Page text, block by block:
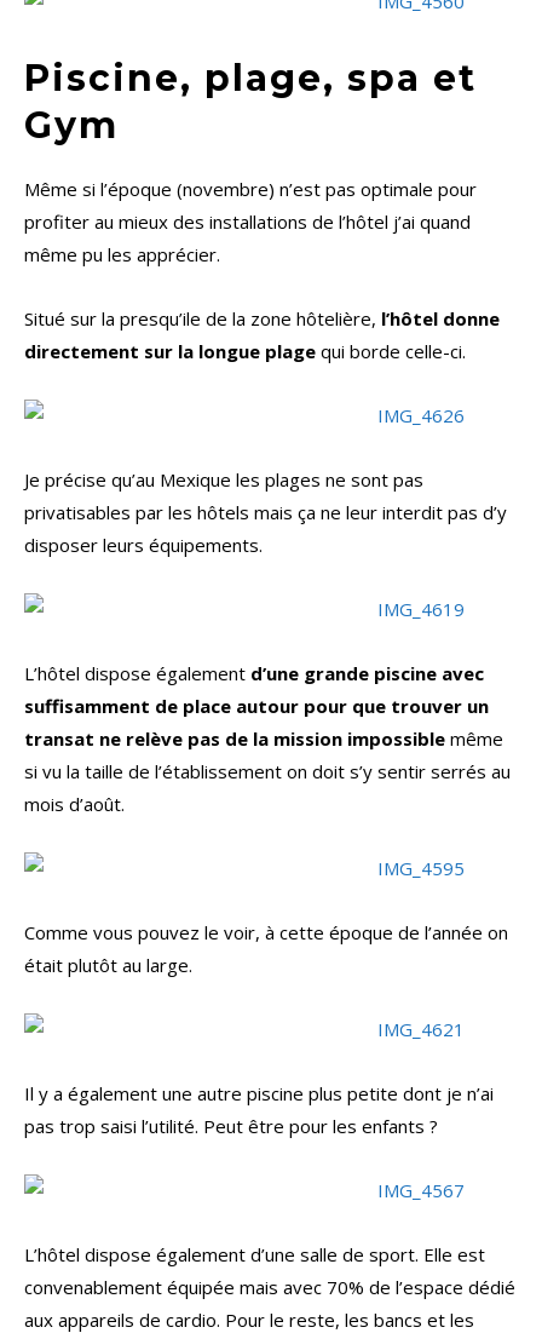
Piscine, plage, spa et
Gym
Même si l’époque (novembre) n’est pas optimale pour
profiter au mieux des installations de l’hôtel j’ai quand
même pu les apprécier.
Situé sur la presqu’ile de la zone hôtelière, l’hôtel donne
directement sur la longue plage qui borde celle-ci.
Je précise qu’au Mexique les plages ne sont pas
privatisables par les hôtels mais ça ne leur interdit pas d’y
disposer leurs équipements.
L’hôtel dispose également d’une grande piscine avec
suffisamment de place autour pour que trouver un
transat ne relève pas de la mission impossible même
si vu la taille de l’établissement on doit s’y sentir serrés au
mois d’août.
Comme vous pouvez le voir, à cette époque de l’année on
était plutôt au large.
Il y a également une autre piscine plus petite dont je n’ai
pas trop saisi l’utilité. Peut être pour les enfants ?
L’hôtel dispose également d’une salle de sport. Elle est
convenablement équipée mais avec 70% de l’espace dédié
aux appareils de cardio. Pour le reste, les bancs et les